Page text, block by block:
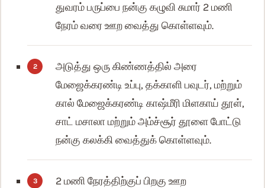
துவரம் பருப்பை நன்கு கழுவி சுமார் 2 மணி
நேரம் வரை ஊற வைத்து கொள்ளவும்.
அடுத்து ஒரு கிண்ணத்தில் அரை
மேஜைக்கரண்டி உப்பு, தக்காளி பவுடர், மற்றும்
கால் மேஜைக்கரண்டி காஷ்மீரி மிளகாய் தூள்,
சாட் மசாலா மற்றும் அம்ச்சூர் தூளை போட்டு
நன்கு கலக்கி வைத்துக் கொள்ளவும்.
2 மணி நேரத்திற்குப் பிறகு ஊற